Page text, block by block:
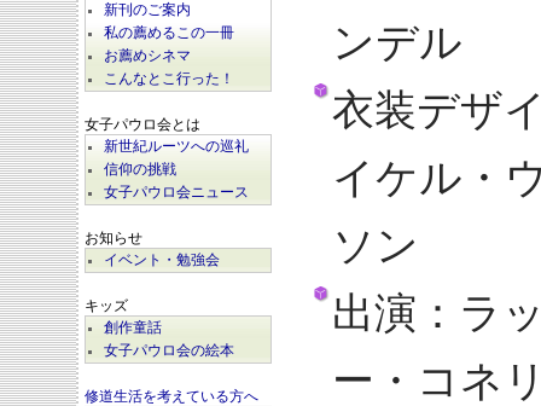
新刊のご案内
私の薦めるこの一冊
お薦めシネマ
こんなとこ行った！
女子パウロ会とは
新世紀ルーツへの巡礼
信仰の挑戦
女子パウロ会ニュース
お知らせ
イベント・勉強会
キッズ
創作童話
女子パウロ会の絵本
修道生活を考えている方へ
ンデル
衣装デザ
イケル・
ソン
出演：ラ
ー・コネ